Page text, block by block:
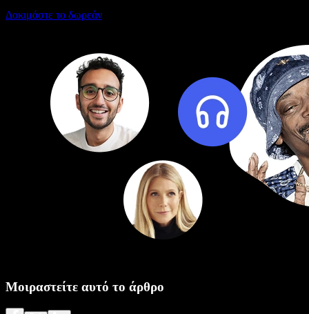
Δοκιμάστε το δωρεάν
Μοιραστείτε αυτό το άρθρο